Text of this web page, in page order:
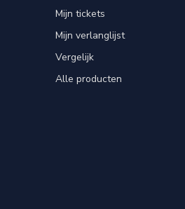
Mijn tickets
Mijn verlanglijst
Vergelijk
Alle producten